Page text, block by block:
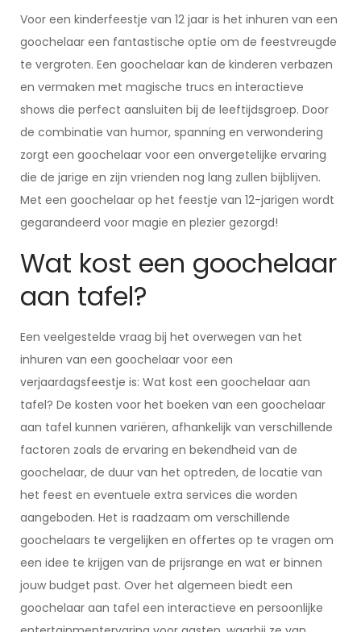
Voor een kinderfeestje van 12 jaar is het inhuren van een
goochelaar een fantastische optie om de feestvreugde
te vergroten. Een goochelaar kan de kinderen verbazen
en vermaken met magische trucs en interactieve
shows die perfect aansluiten bij de leeftijdsgroep. Door
de combinatie van humor, spanning en verwondering
zorgt een goochelaar voor een onvergetelijke ervaring
die de jarige en zijn vrienden nog lang zullen bijblijven.
Met een goochelaar op het feestje van 12-jarigen wordt
gegarandeerd voor magie en plezier gezorgd!
Wat kost een goochelaar
aan tafel?
Een veelgestelde vraag bij het overwegen van het
inhuren van een goochelaar voor een
verjaardagsfeestje is: Wat kost een goochelaar aan
tafel? De kosten voor het boeken van een goochelaar
aan tafel kunnen variëren, afhankelijk van verschillende
factoren zoals de ervaring en bekendheid van de
goochelaar, de duur van het optreden, de locatie van
het feest en eventuele extra services die worden
aangeboden. Het is raadzaam om verschillende
goochelaars te vergelijken en offertes op te vragen om
een idee te krijgen van de prijsrange en wat er binnen
jouw budget past. Over het algemeen biedt een
goochelaar aan tafel een interactieve en persoonlijke